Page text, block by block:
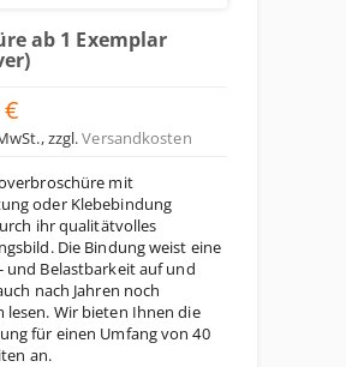
ab 1 Exemplar
,zzgl.Versandkosten
mit
oder Klebebindung
ihr qualitätvolles
Die Bindung weist eine
und Belastbarkeit auf und
nach Jahren noch
lesen. Wir bieten Ihnen die
für einen Umfang von 40
an.